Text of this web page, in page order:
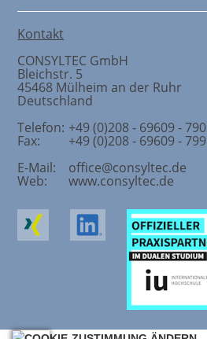
Kontakt
CONSYLTEC GmbH
Bleichstr. 5
45468 Mülheim an der Ruhr
Deutschland
Telefon: +49 (0)208 - 69609 - 790
Fax:
+49 (0)208 - 69609 - 799
E-Mail:
office@consyltec.de
Web: www.consyltec.de